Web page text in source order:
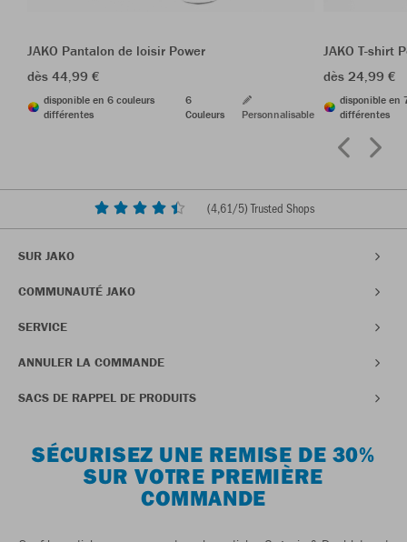
JAKO Pantalon de loisir Power
dès 44,99 €
disponible en 6 couleurs
différentes
6
Couleurs
Personnalisable
JAKO T-shirt
dès 24,99 €
disponible en
différentes
(4,61/5) Trusted Shops
SUR JAKO
COMMUNAUTÉ JAKO
SERVICE
ANNULER LA COMMANDE
SACS DE RAPPEL DE PRODUITS
SÉCURISEZ UNE REMISE DE 30%
SUR VOTRE PREMIÈRE
COMMANDE